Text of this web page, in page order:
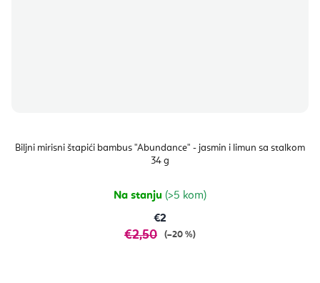
Biljni mirisni štapići bambus "Abundance" - jasmin i limun sa stalkom
34 g
Na stanju (>5 kom)
€2
€2,50 (–20 %)